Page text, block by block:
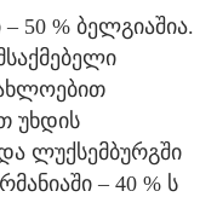
50 % ბელგიაშია.
უხდის
ლუქსემბურგში
– 40 % ს